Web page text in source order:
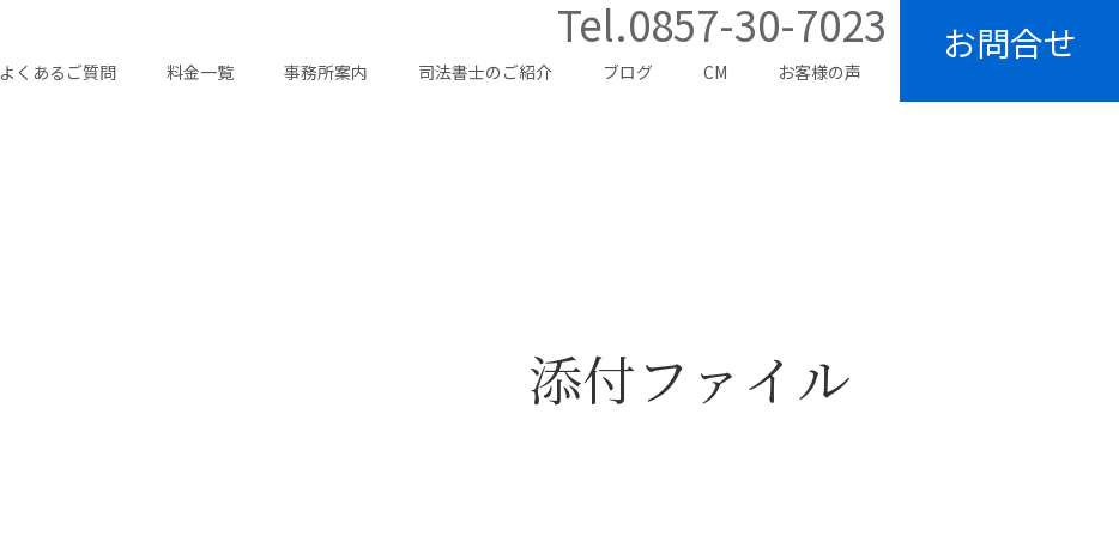
Tel.0857-30-7023
よくあるご質問 料金一覧 事務所案内 司法書士のご紹介 ブログ CM お客様の声
お問合せ
添付ファイル